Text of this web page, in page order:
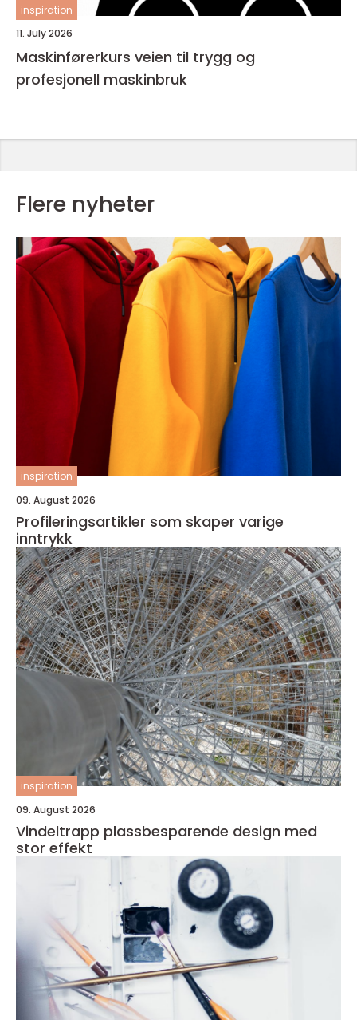
inspiration
11. July 2026
Maskinførerkurs veien til trygg og
profesjonell maskinbruk
Flere nyheter
inspiration
09. August 2026
Profileringsartikler som skaper varige
inntrykk
inspiration
09. August 2026
Vindeltrapp plassbesparende design med
stor effekt